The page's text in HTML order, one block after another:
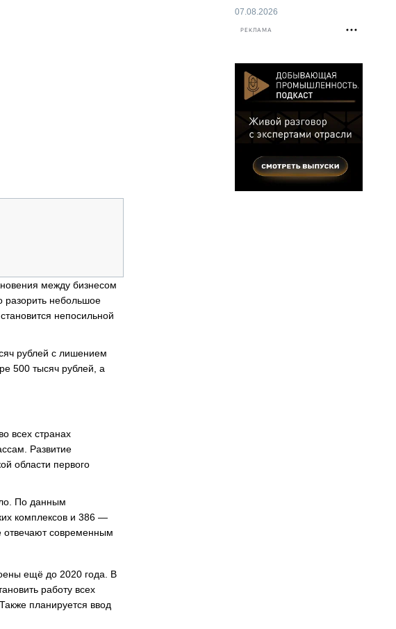
между бизнесом
разорить небольшое
непосильной
рублей с лишением
500 тысяч рублей, а
всех странах
Развитие
области первого
По данным
комплексов и 386 ―
отвечают современным
ещё до 2020 года. В
работу всех
планируется ввод
07.08.2026
РЕКЛАМА